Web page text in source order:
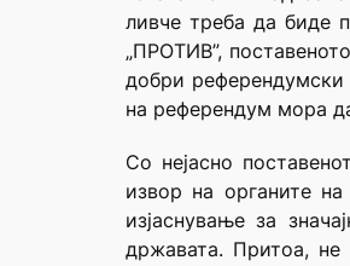
ливче треба да биде
„ПРОТИВ”,
добри референдумски
на референдум мора
Со нејасно
извор на органите
изјаснување за
државата. Притоа,